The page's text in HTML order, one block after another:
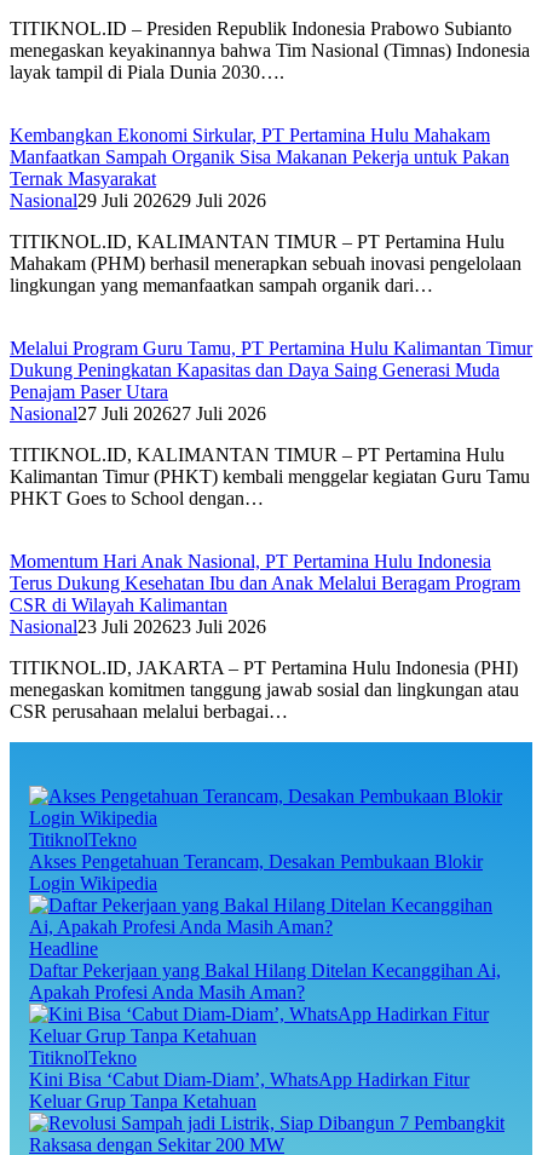
TITIKNOL.ID – Presiden Republik Indonesia Prabowo Subianto
menegaskan keyakinannya bahwa Tim Nasional (Timnas) Indonesia
layak tampil di Piala Dunia 2030….
Kembangkan Ekonomi Sirkular, PT Pertamina Hulu Mahakam
Manfaatkan Sampah Organik Sisa Makanan Pekerja untuk Pakan
Ternak Masyarakat
Nasional29 Juli 202629 Juli 2026
TITIKNOL.ID, KALIMANTAN TIMUR – PT Pertamina Hulu
Mahakam (PHM) berhasil menerapkan sebuah inovasi pengelolaan
lingkungan yang memanfaatkan sampah organik dari…
Melalui Program Guru Tamu, PT Pertamina Hulu Kalimantan Timur
Dukung Peningkatan Kapasitas dan Daya Saing Generasi Muda
Penajam Paser Utara
Nasional27 Juli 202627 Juli 2026
TITIKNOL.ID, KALIMANTAN TIMUR – PT Pertamina Hulu
Kalimantan Timur (PHKT) kembali menggelar kegiatan Guru Tamu
PHKT Goes to School dengan…
Momentum Hari Anak Nasional, PT Pertamina Hulu Indonesia
Terus Dukung Kesehatan Ibu dan Anak Melalui Beragam Program
CSR di Wilayah Kalimantan
Nasional23 Juli 202623 Juli 2026
TITIKNOL.ID, JAKARTA – PT Pertamina Hulu Indonesia (PHI)
menegaskan komitmen tanggung jawab sosial dan lingkungan atau
CSR perusahaan melalui berbagai…
TitiknolTekno
Akses Pengetahuan Terancam, Desakan Pembukaan Blokir
Login Wikipedia
Headline
Daftar Pekerjaan yang Bakal Hilang Ditelan Kecanggihan Ai,
Apakah Profesi Anda Masih Aman?
TitiknolTekno
Kini Bisa ‘Cabut Diam-Diam’, WhatsApp Hadirkan Fitur
Keluar Grup Tanpa Ketahuan